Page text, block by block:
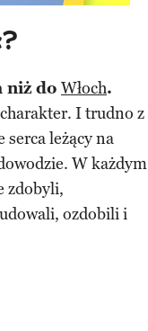
niż do Włoch.
I trudno z
serca leżący na
W każdym
zdobyli,
ozdobili i